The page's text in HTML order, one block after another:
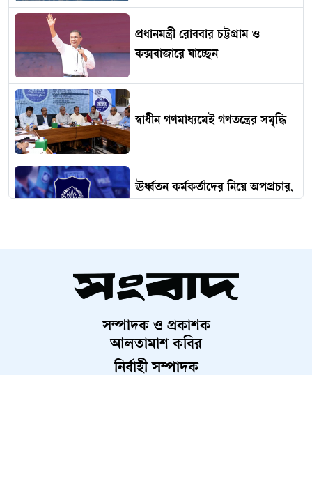
প্রধানমন্ত্রী রোববার চট্টগ্রাম ও
কক্সবাজারে যাচ্ছেন
স্বাধীন গণমাধ্যমেই গণতন্ত্রের সমৃদ্ধি
ঊর্ধ্বতন কর্মকর্তাদের নিয়ে অপপ্রচার,
তীব্র প্রতিক্রিয়া
এবার আইস্ক্রিনে আসছে নাজিফা
তুষির ‘অ্যানি’
সম্পাদক ও প্রকাশক
আলতামাশ কবির
নির্বাহী সম্পাদক